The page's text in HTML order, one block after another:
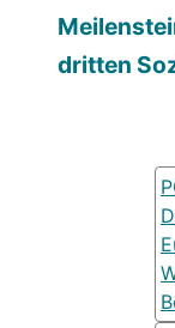
dritten